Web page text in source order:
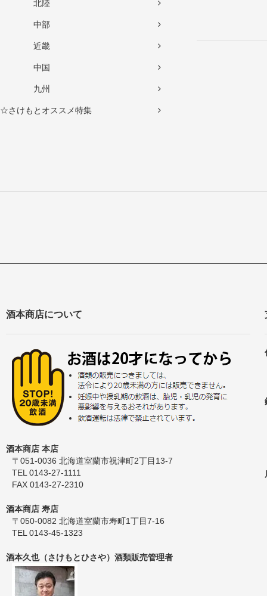
北陸
中部
近畿
中国
九州
☆さけもとオススメ特集
酒本商店について
酒本商店 本店
〒051-0036 北海道室蘭市祝津町2丁目13-7
TEL 0143-27-1111
FAX 0143-27-2310
酒本商店 寿店
〒050-0082 北海道室蘭市寿町1丁目7-16
TEL 0143-45-1323
酒本久也（さけもとひさや）酒類販売管理者